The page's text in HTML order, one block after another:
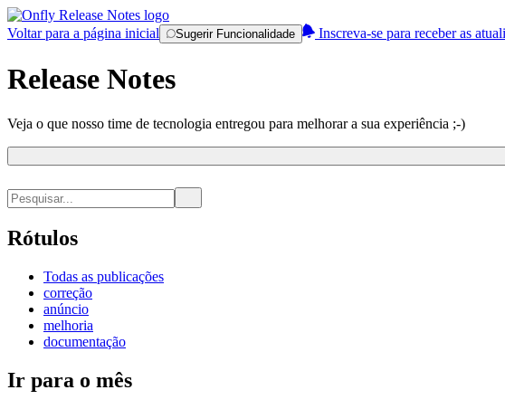
Voltar para a página inicial Sugerir Funcionalidade Inscreva-se para receber as
Release Notes
Veja o que nosso time de tecnologia entregou para melhorar a sua experiência ;-)
Rótulos
Todas as publicações
correção
anúncio
melhoria
documentação
Ir para o mês